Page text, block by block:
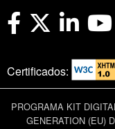
Certificados:
PROGRAMA KIT
GENERATION (EU)